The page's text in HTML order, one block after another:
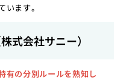
ます。
式会社サニー）
有の分別ルールを熟知し